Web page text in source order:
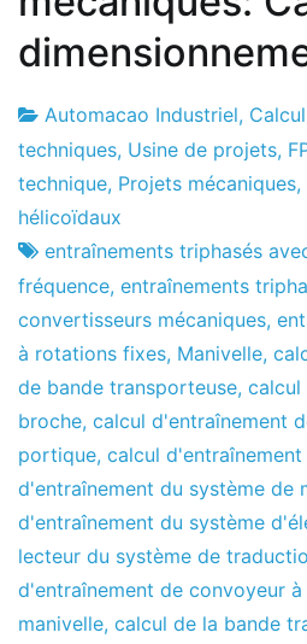
Usine
de
projets
10
du
mois
d'août
de
2012
Automacao Industriel,
techniques, Usine de projets,
technique, Projets mécaniques,
hélicoïdaux
entraînements triphasés
fréquence, entraînements
convertisseurs mécaniques,
à rotations fixes, Manivelle,
de bande transporteuse, calcul
broche, calcul d'entraînement
portique, calcul d'entraînement
d'entraînement du système de
d'entraînement du système
lecteur du système de
d'entraînement de convoyeur à
manivelle, calcul de la bande